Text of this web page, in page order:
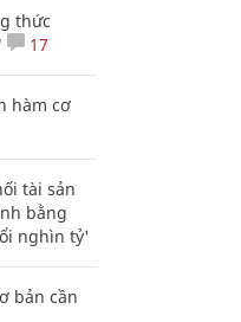
thức
17
hàm cơ
tài sản
bằng
nghìn tỷ'
bản cần